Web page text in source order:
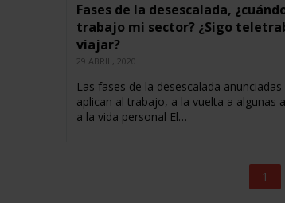
Fases de la desescalada,
trabajo mi sector? ¿Sigo
viajar?
29 ABRIL, 2020
Las fases de la desescalada
aplican al trabajo, a la vuelta a algunas
a la vida personal El…
1